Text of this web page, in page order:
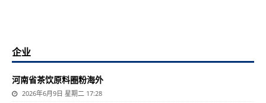
企业
河南省茶饮原料圈粉海外
2026年6月9日 星期二 17:28